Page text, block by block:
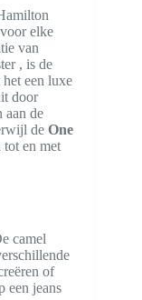
elke
van
, is de
een luxe
door
aan de
de One
tot en met
camel
of
een jeans